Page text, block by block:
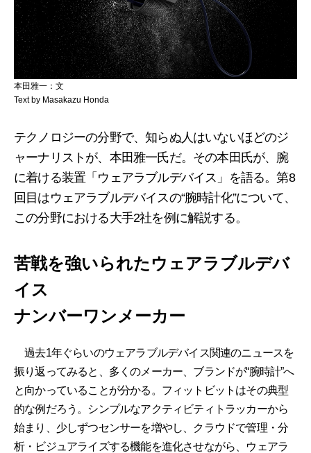
本田雅一：文
Text by Masakazu Honda
テクノロジーの分野で、知らぬ人はいないほどのジ
ャーナリストが、本田雅一氏だ。その本田氏が、腕
に着ける装置「ウェアラブルデバイス」を語る。第8
回目はウェアラブルデバイスの“腕時計化”について、
この分野における大手2社を例に解説する。
苦戦を強いられたウェアラブルデバ
イス
ナンバーワンメーカー
過去1年ぐらいのウェアラブルデバイス関連のニュースを
振り返ってみると、多くのメーカー、ブランドが“腕時計”へ
と向かっていることが分かる。フィットビットはその典型
的な例だろう。シンプルなアクティビティトラッカーから
始まり、少しずつセンサーを増やし、クラウドで管理・分
析・ビジュアライズする機能を進化させながら、ウェアラ